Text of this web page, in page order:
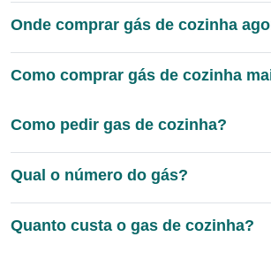
Onde comprar gás de cozinha
Como comprar gás de cozinha
Como pedir gas de cozinha?
Qual o número do gás?
Quanto custa o gas de cozinha?